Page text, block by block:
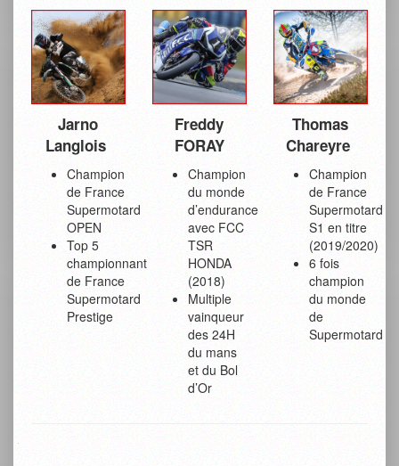
Jarno
Langlois
Champion
de France
Supermotard
OPEN
Top 5
championnant
de France
Supermotard
Prestige
Freddy
FORAY
Champion
du monde
d’endurance
avec FCC
TSR
HONDA
(2018)
Multiple
vainqueur
des 24H
du mans
et du Bol
d’Or
Thomas
Chareyre
Champion
de France
Supermotard
S1 en titre
(2019/2020)
6 fois
champion
du monde
de
Supermotard